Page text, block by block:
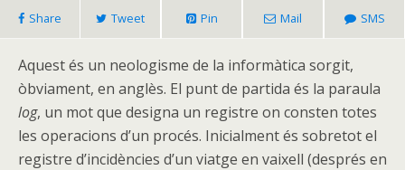
Share Tweet Pin Mail SMS
Aquest és un neologisme de la informàtica sorgit,
òbviament, en anglès. El punt de partida és la paraula
log, un mot que designa un registre on consten totes
les operacions d’un procés. Inicialment és sobretot el
registre d’incidències d’un viatge en vaixell (després en